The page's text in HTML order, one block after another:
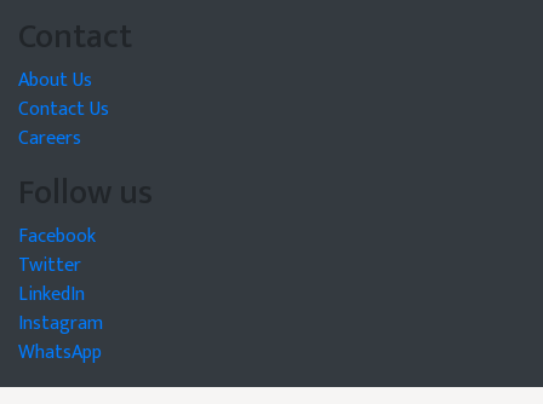
Contact
About Us
Contact Us
Careers
Follow us
Facebook
Twitter
LinkedIn
Instagram
WhatsApp